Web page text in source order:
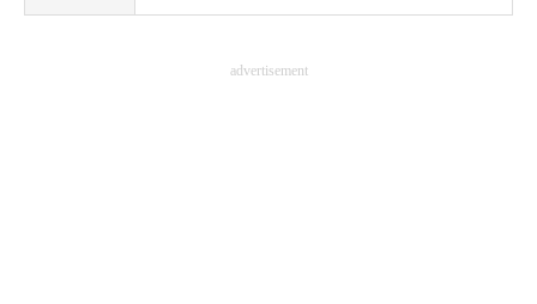
advertisement